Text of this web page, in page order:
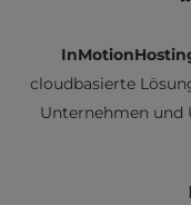
cloudbasierte
Unternehmen und